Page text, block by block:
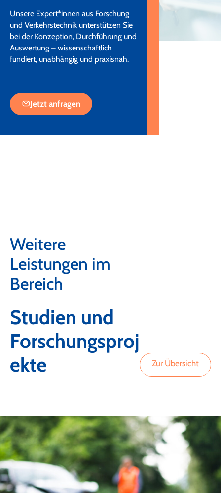
Unsere Expert*innen aus Forschung
und Verkehrstechnik unterstützen Sie
bei der Konzeption, Durchführung und
Auswertung – wissenschaftlich
fundiert, unabhängig und praxisnah.
Jetzt anfragen
Weitere
Leistungen im
Bereich
Studien und
Forschungsproj
ekte
Zur Übersicht